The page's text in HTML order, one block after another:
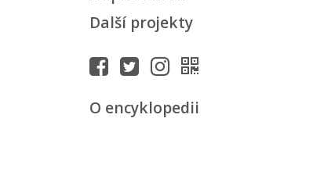
Další projekty
O encyklopedii